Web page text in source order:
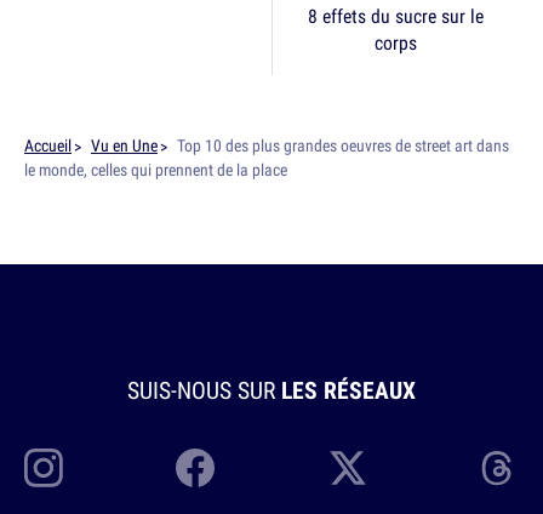
8 effets du sucre sur le
corps
Accueil Vu en Une
Top 10 des plus grandes oeuvres de street art dans
le monde, celles qui prennent de la place
SUIS-NOUS SUR LES RÉSEAUX